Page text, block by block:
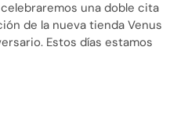
una doble cita
de la nueva tienda Venus
Estos días estamos